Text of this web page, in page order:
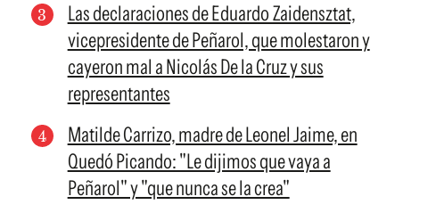
Las declaraciones de Eduardo Zaidensztat,
vicepresidente de Peñarol, que molestaron y
cayeron mal a Nicolás De la Cruz y sus
representantes
Matilde Carrizo, madre de Leonel Jaime, en
Quedó Picando: "Le dijimos que vaya a
Peñarol" y "que nunca se la crea"